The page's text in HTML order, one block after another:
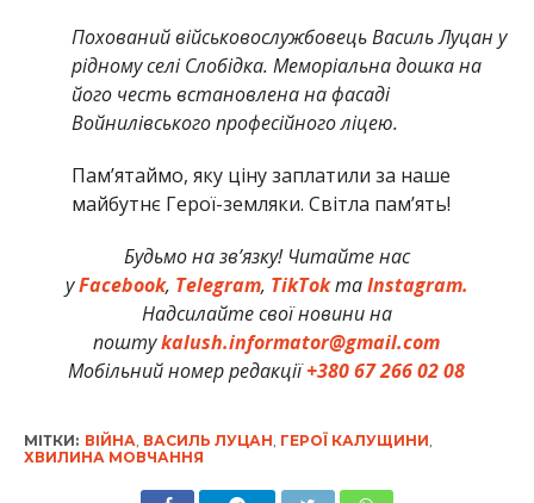
Похований військовослужбовець Василь Луцан у
рідному селі Слобідка. Меморіальна дошка на
його честь встановлена на фасаді
Войнилівського професійного ліцею.
Памʼятаймо, яку ціну заплатили за наше
майбутнє Герої-земляки. Світла пам’ять!
Будьмо на зв’язку! Читайте нас
уFacebook, Telegram, TikTokтаInstagram.
Надсилайте свої новини на
поштуkalush.informator@gmail.com
Мобільний номер редакції+380 67 266 02 08
МІТКИ: ВІЙНА, ВАСИЛЬ ЛУЦАН, ГЕРОЇ КАЛУЩИНИ,
ХВИЛИНА МОВЧАННЯ